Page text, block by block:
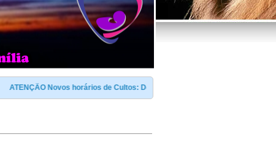
ATENÇÃO Novos horários de Cultos: Domingo ás 09:00 e às 19:00h / Terça e